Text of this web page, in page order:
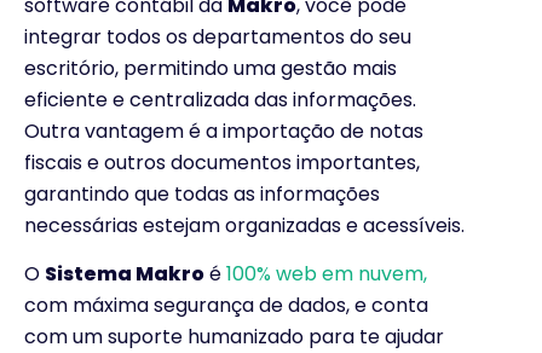
integrar todos os departamentos do seu
escritório, permitindo uma gestão mais
eficiente e centralizada das informações.
Outra vantagem é a importação de notas
fiscais e outros documentos importantes,
garantindo que todas as informações
necessárias estejam organizadas e acessíveis.
O Sistema Makroé100% web em nuvem,
com máxima segurança de dados, e conta
com um suporte humanizado para te ajudar